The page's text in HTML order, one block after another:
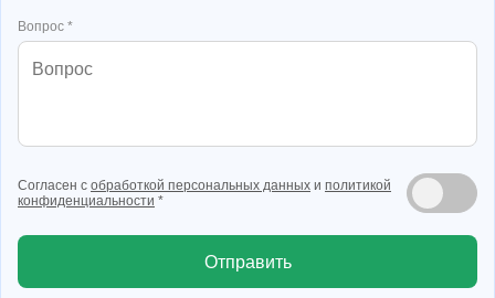
Вопрос *
Согласен с обработкой персональных данных и политикой
конфиденциальности *
Отправить